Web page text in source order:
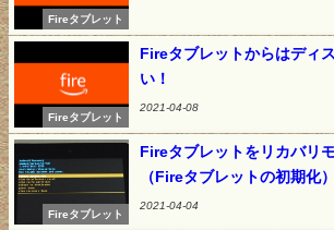
Fireタブレット
Fireタブレット
Fireタブレットからはディ
い！
2021-04-08
Fireタブレット
Fireタブレットをリカバリ
（Fireタブレットの初期化）
2021-04-04